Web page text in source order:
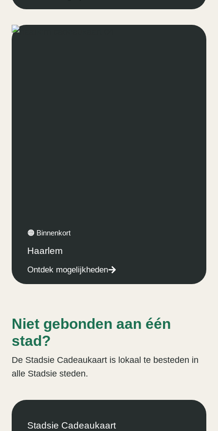
🟠 Binnenkort
Haarlem
Ontdek mogelijkheden
Niet gebonden aan één
stad?
De Stadsie Cadeaukaart is lokaal te besteden in
alle Stadsie steden.
Stadsie Cadeaukaart